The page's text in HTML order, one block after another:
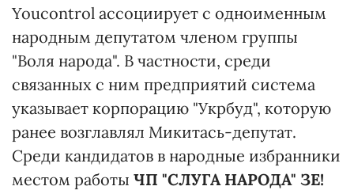
Youcontrol ассоциирует с одноименным
народным депутатом членом группы
"Воля народа". В частности, среди
связанных с ним предприятий система
указывает корпорацию "Укрбуд", которую
ранее возглавлял Микитась-депутат.
Среди кандидатов в народные избранники
местом работы ЧП "СЛУГА НАРОДА" ЗЕ!